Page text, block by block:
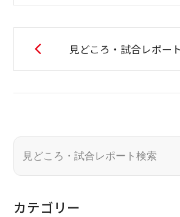
見どころ・試合レポー
カテゴリー